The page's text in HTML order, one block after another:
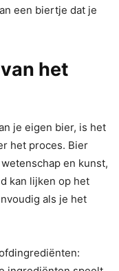
een biertje dat je
het
je eigen bier, is het
het proces. Bier
en kunst,
kan lijken op het
als je het